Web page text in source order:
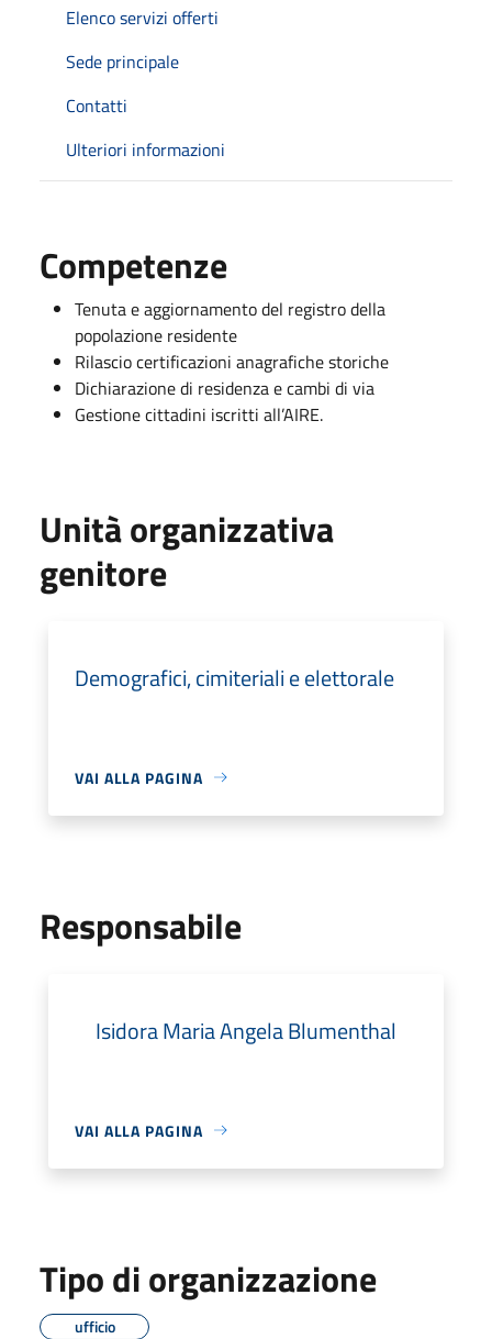
Elenco servizi offerti
Sede principale
Contatti
Ulteriori informazioni
Competenze
Tenuta e aggiornamento del registro della
popolazione residente
Rilascio certificazioni anagrafiche storiche
Dichiarazione di residenza e cambi di via
Gestione cittadini iscritti all’AIRE.
Unità organizzativa
genitore
Demografici, cimiteriali e elettorale
VAI ALLA PAGINA
Responsabile
Isidora Maria Angela Blumenthal
VAI ALLA PAGINA
Tipo di organizzazione
ufficio